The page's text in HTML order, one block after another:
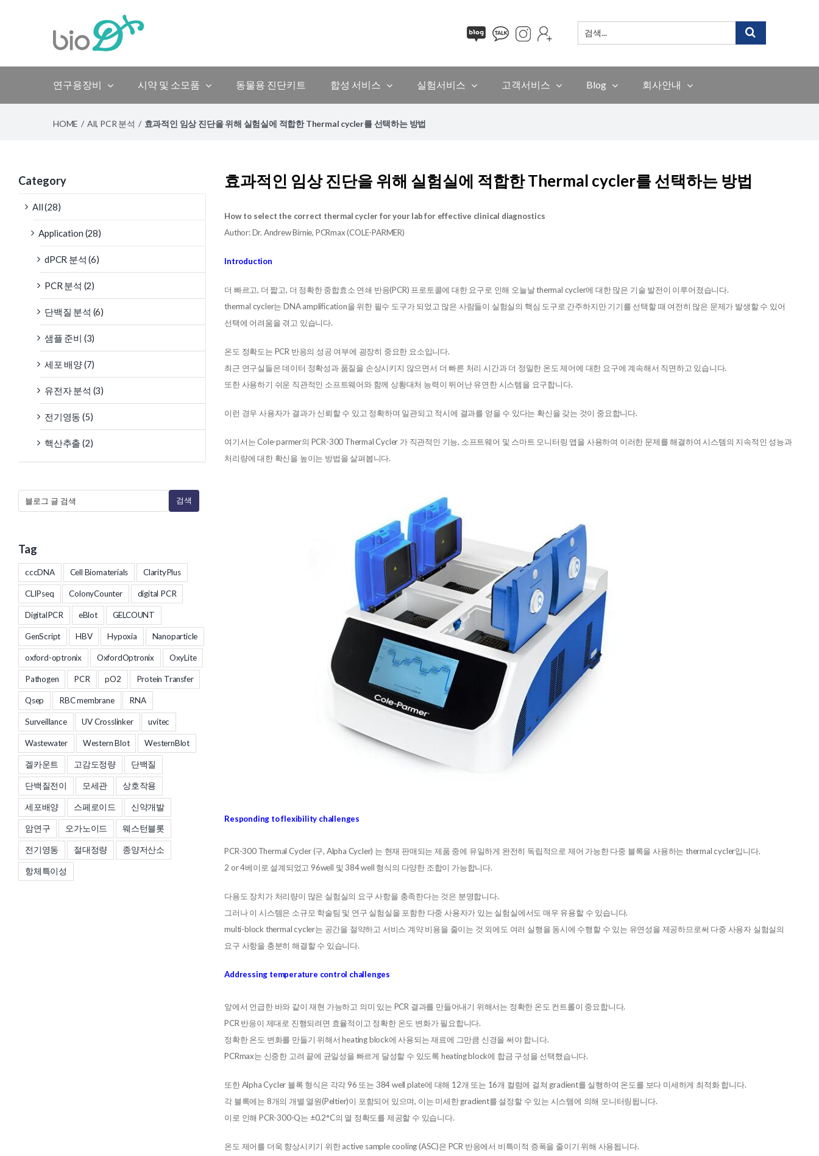
검
색
연구용장비 시약 및 소모품 동물용 진단키트 합성 서비스 실험서비스 고객서비스 Blog 회사안내
HOME / All, PCR 분석 / 효과적인 임상 진단을 위해 실험실에 적합한 Thermal cycler를 선택하는 방법
효과적인 임상 진단을 위해 실험실에 적합한 Thermal cycler를 선택하는 방법
How to select the correct thermal cycler for your lab for effective clinical diagnostics
Author: Dr. Andrew Birnie, PCRmax (COLE-PARMER)
Introduction
더 빠르고, 더 짧고, 더 정확한 중합효소 연쇄 반응(PCR) 프로토콜에 대한 요구로 인해 오늘날 thermal cycler에 대한 많은 기술 발전이 이루어졌습니다.
thermal cycler는 DNA amplification을 위한 필수 도구가 되었고 많은 사람들이 실험실의 핵심 도구로 간주하지만 기기를 선택할 때 여전히 많은 문제가 발생할 수 있어
선택에 어려움을 겪고 있습니다.
온도 정확도는 PCR 반응의 성공 여부에 굉장히 중요한 요소입니다.
최근 연구실들은 데이터 정확성과 품질을 손상시키지 않으면서 더 빠른 처리 시간과 더 정밀한 온도 제어에 대한 요구에 계속해서 직면하고 있습니다.
또한 사용하기 쉬운 직관적인 소프트웨어와 함께 상황대처 능력이 뛰어난 유연한 시스템을 요구합니다.
이런 경우 사용자가 결과가 신뢰할 수 있고 정확하며 일관되고 적시에 결과를 얻을 수 있다는 확신을 갖는 것이 중요합니다.
여기서는 Cole-parmer의 PCR-300 Thermal Cycler 가 직관적인 기능, 소프트웨어 및 스마트 모니터링 앱을 사용하여 이러한 문제를 해결하여 시스템의 지속적인 성능과
처리량에 대한 확신을 높이는 방법을 살펴봅니다.
Responding to flexibility challenges
PCR-300 Thermal Cycler (구, Alpha Cycler) 는 현재 판매되는 제품 중에 유일하게 완전히 독립적으로 제어 가능한 다중 블록을 사용하는 thermal cycler입니다.
2 or 4베이로 설계되었고 96well 및 384 well 형식의 다양한 조합이 가능합니다.
다용도 장치가 처리량이 많은 실험실의 요구 사항을 충족한다는 것은 분명합니다.
그러나 이 시스템은 소규모 학술팀 및 연구 실험실을 포함한 다중 사용자가 있는 실험실에서도 매우 유용할 수 있습니다.
multi-block thermal cycler는 공간을 절약하고 서비스 계약 비용을 줄이는 것 외에도 여러 실행을 동시에 수행할 수 있는 유연성을 제공하므로써 다중 사용자 실험실의
요구 사항을 충분히 해결할 수 있습니다.
Addressing temperature control challenges
앞에서 언급한 바와 같이 재현 가능하고 의미 있는 PCR 결과를 만들어내기 위해서는 정확한 온도 컨트롤이 중요합니다.
PCR 반응이 제대로 진행되려면 효율적이고 정확한 온도 변화가 필요합니다.
정확한 온도 변화를 만들기 위해서 heating block에 사용되는 재료에 그만큼 신경을 써야 합니다.
PCRmax는 신중한 고려 끝에 균일성을 빠르게 달성할 수 있도록 heating block에 합금 구성을 선택했습니다.
또한 Alpha Cycler 블록 형식은 각각 96 또는 384 well plate에 대해 12개 또는 16개 컬럼에 걸쳐 gradient를 실행하여 온도를 보다 미세하게 최적화 합니다.
각 블록에는 8개의 개별 열원(Peltier)이 포함되어 있으며, 이는 미세한 gradient를 설정할 수 있는 시스템에 의해 모니터링됩니다.
이로 인해 PCR-300-Q는 ±0.2°C의 열 정확도를 제공할 수 있습니다.
온도 제어를 더욱 향상시키기 위한 active sample cooling (ASC)은 PCR 반응에서 비특이적 증폭을 줄이기 위해 사용됩니다.
Category
All (28)
Application (28)
dPCR 분석 (6)
PCR 분석 (2)
단백질 분석 (6)
샘플 준비 (3)
세포 배양 (7)
유전자 분석 (3)
전기영동 (5)
핵산추출 (2)
검색
Tag
cccDNA Cell Biomaterials ClarityPlus
CLIPseq ColonyCounter digital PCR
DigitalPCR eBlot GELCOUNT
GenScript HBV Hypoxia Nanoparticle
oxford-optronix OxfordOptronix OxyLite
Pathogen PCR pO2 Protein Transfer
Qsep RBC membrane RNA
Surveillance UV Crosslinker uvitec
Wastewater Western Blot WesternBlot
겔카운트 고감도정량 단백질
단백질전이 모세관 상호작용
세포배양 스페로이드 신약개발
암연구 오가노이드 웨스턴블롯
전기영동 절대정량 종양저산소
항체특이성